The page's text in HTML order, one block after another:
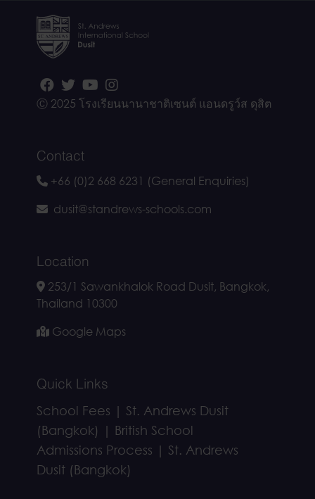
Ⓒ 2025 โรงเรียนนานาชาติเซนต์ แอนดรูว์ส ดุสิต
Contact
+66 (0)2 668 6231 (General Enquiries)
dusit@standrews-schools.com
Location
253/1 Sawankhalok Road Dusit, Bangkok,
Thailand 10300
Google Maps
Quick Links
School Fees | St. Andrews Dusit
(Bangkok) | British School
Admissions Process | St. Andrews
Dusit (Bangkok)